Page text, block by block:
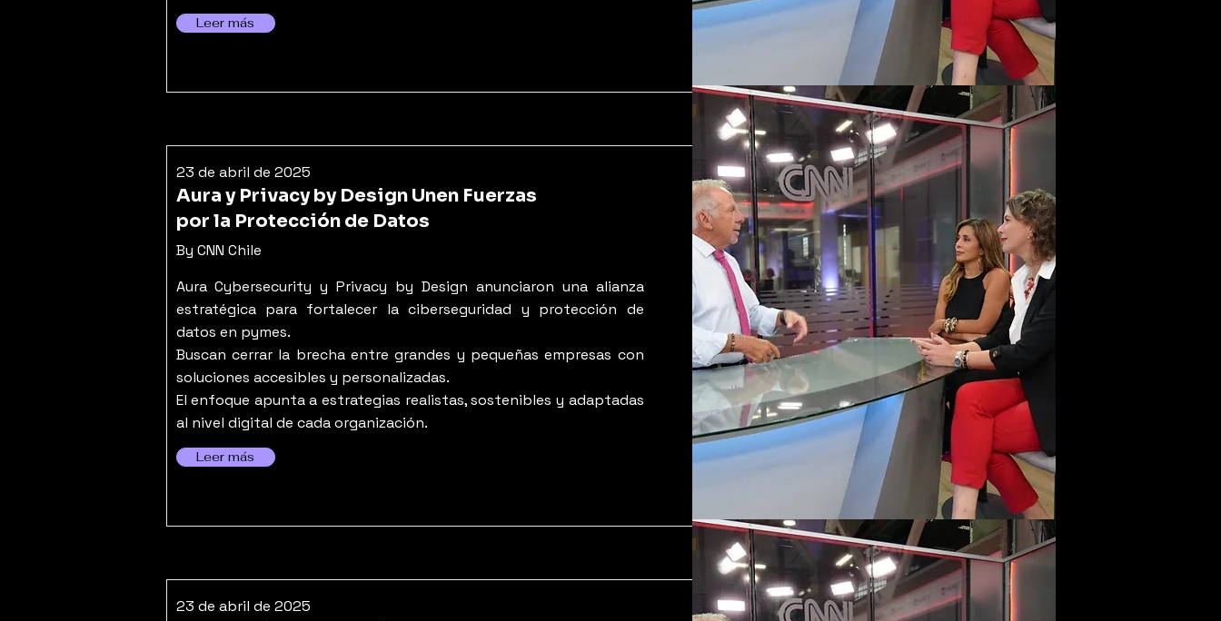
Leer más
23 de abril de 2025
Aura y Privacy by Design Unen Fuerzas
por la Protección de Datos
By CNN Chile
Aura Cybersecurity y Privacy by Design anunciaron una alianza
estratégica para fortalecer la ciberseguridad y protección de
datos en pymes.
Buscan cerrar la brecha entre grandes y pequeñas empresas con
soluciones accesibles y personalizadas.
El enfoque apunta a estrategias realistas, sostenibles y adaptadas
al nivel digital de cada organización.
Leer más
23 de abril de 2025